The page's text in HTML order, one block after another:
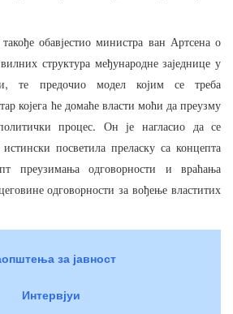
такође обавјестио министра ван Артсена о
структура међународне заједнице у
,те предочио модел којим се
треба
којега ће домаће власти моћи да преузму
процес. Он је нагласио да
се
истински посветила преласку са концепта
преузимања одговорности и
враћања
одговорности за вођење властитих
за јавност
Интервјуи